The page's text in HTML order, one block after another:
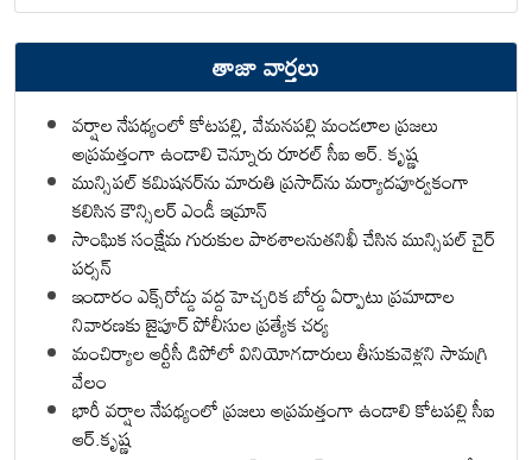
తాజా వార్తలు
వర్షాల నేపథ్యంలో కోటపల్లి, వేమనపల్లి మండలాల ప్రజలు
అప్రమత్తంగా ఉండాలి చెన్నూరు రూరల్ సీఐ ఆర్. కృష్ణ
మున్సిపల్ కమిషనర్‌ను మారుతి ప్రసాద్‌ను మర్యాదపూర్వకంగా
కలిసిన కౌన్సిలర్ ఎండీ ఇమ్రాన్ ​
సాంఘిక సంక్షేమ గురుకుల పాఠశాలనుతనిఖీ చేసిన మున్సిపల్ చైర్
పర్సన్
ఇందారం ఎక్స్‌రోడ్డు వద్ద హెచ్చరిక బోర్డు ఏర్పాటు ప్రమాదాల
నివారణకు జైపూర్ పోలీసుల ప్రత్యేక చర్య
మంచిర్యాల ఆర్టీసీ డిపోలో వినియోగదారులు తీసుకువెళ్లని సామగ్రి
వేలం
భారీ వర్షాల నేపథ్యంలో ప్రజలు అప్రమత్తంగా ఉండాలి కోటపల్లి సీఐ
ఆర్.కృష్ణ